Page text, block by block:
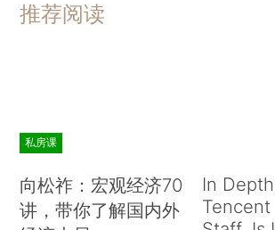
推荐阅读
私房课
向松祚：宏观经济70
讲，带你了解国内外
In